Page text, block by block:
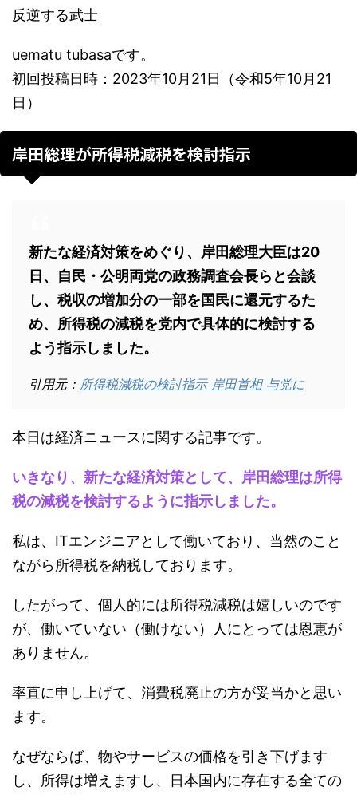
反逆する武士
uematu tubasaです。
初回投稿日時：2023年10月21日（令和5年10月21
日）
岸田総理が所得税減税を検討指示
新たな経済対策をめぐり、岸田総理大臣は20
日、自民・公明両党の政務調査会長らと会談
し、税収の増加分の一部を国民に還元するた
め、所得税の減税を党内で具体的に検討する
よう指示しました。
引用元： 所得税減税の検討指示 岸田首相 与党に
本日は経済ニュースに関する記事です。
いきなり、新たな経済対策として、岸田総理は所得
税の減税を検討するように指示しました。
私は、ITエンジニアとして働いており、当然のこと
ながら所得税を納税しております。
したがって、個人的には所得税減税は嬉しいのです
が、働いていない（働けない）人にとっては恩恵が
ありません。
率直に申し上げて、消費税廃止の方が妥当かと思い
ます。
なぜならば、物やサービスの価格を引き下げます
し、所得は増えますし、日本国内に存在する全ての